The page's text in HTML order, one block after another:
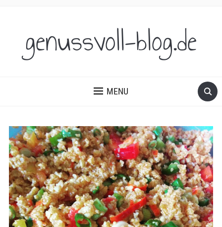
genussvoll-blog.de
MENU